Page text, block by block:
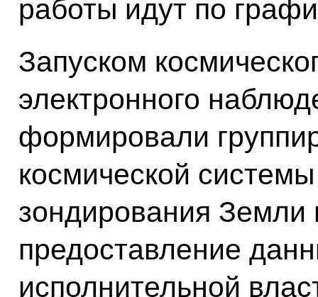
работы идут по
Запуском
электронного
формировали
космической
зондирования Земли
предоставление
исполнительной